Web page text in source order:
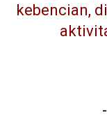
kebencian,
-